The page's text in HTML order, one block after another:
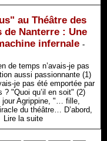
au Théâtre des
de Nanterre : Une
infernale -
de temps n’avais-je pas
aussi passionnante (1)
je pas été emportée par
? "Quoi qu’il en soit" (2)
jour Agrippine, "… fille,
du théâtre… D’abord,
Lire la suite